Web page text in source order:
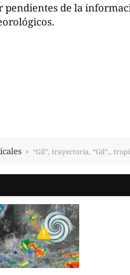
pendientes de la
“Gil”, trayectoria, “Gil”,,